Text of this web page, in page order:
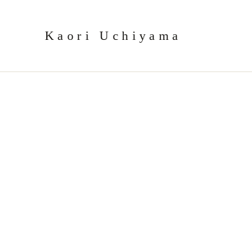
Kaori Uchiyama